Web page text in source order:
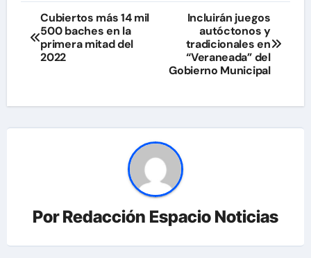
Navegación
de
Cubiertos más 14 mil
500 baches en la
primera mitad del
2022
Incluirán juegos
autóctonos y
tradicionales en
“Veraneada” del
Gobierno Municipal
PorRedacción Espacio Noticias